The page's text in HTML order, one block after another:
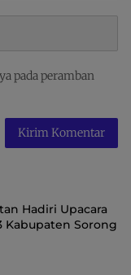
pada peramban
Hadiri Upacara
Kabupaten Sorong